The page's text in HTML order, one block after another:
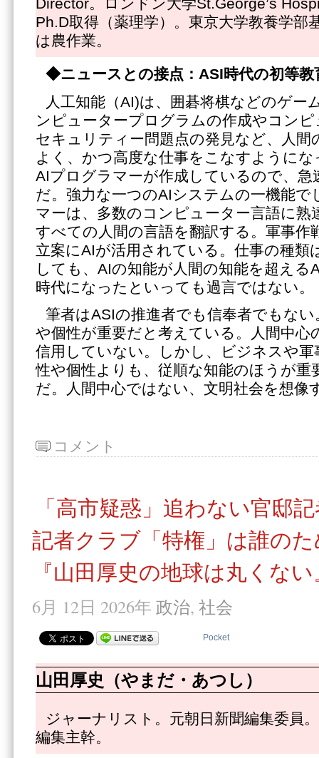
Director。ロンドン大学St.George’s
Ph.D取得（薬理学）。東京大学教養学部
は農作業。
◆ニュースとの接点：ASI時代の初等教
人工知能（AI)は、囲碁将棋などのゲー
ンピュータープログラムの作成やコン
セキュリティー問題点の発見など、人間
よく、かつ高度な仕事をこなすように
AIプログラマーが作成しているので、急
だ。強力な一つのAIシステムの一機能
マーは、多数のコンピューター言語に熟
すべての人間の言語を翻訳する。軍事作
立案にAIが活用されている。仕事の種類
しても、AIの知能が人間の知能を超える
時代になったといっても過言ではない。
筆者はASIの推進者でも信奉者でもな
や個性が重要だと考えている。人間中心
信用していない。しかし、ビジネスや軍
性や個性よりも、従順な知能のほうが重
だ。人間中心ではない、文明社会を想像
コメント
「高市疑惑」追わない官邸
記者クラブ「特権」は誰の
『山田厚史の地球は丸くな
6月 12日 2026年 政治, 社会
Pocket
山田厚史（やまだ・あつし）
ジャーナリスト。元朝日新聞編集委員
編集主幹。